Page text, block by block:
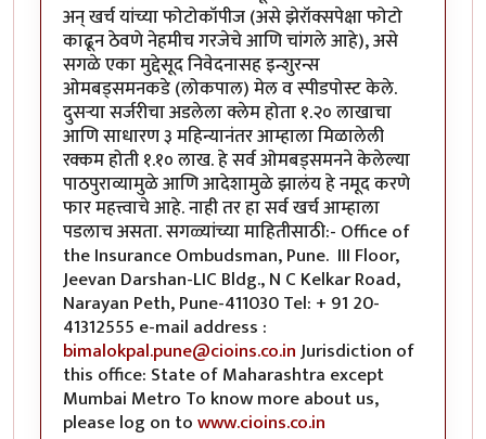
अन् खर्च यांच्या फोटोकॉपीज (असे झेरॉक्सपेक्षा फोटो
काढून ठेवणे नेहमीच गरजेचे आणि चांगले आहे), असे
सगळे एका मुद्देसूद निवेदनासह इन्शुरन्स
ओमबड्समनकडे (लोकपाल) मेल व स्पीडपोस्ट केले.
दुसर्‍या सर्जरीचा अडलेला क्लेम होता १.२० लाखाचा
आणि साधारण ३ महिन्यानंतर आम्हाला मिळालेली
रक्कम होती १.१० लाख. हे सर्व ओमबड्समनने केलेल्या
पाठपुराव्यामुळे आणि आदेशामुळे झालंय हे नमूद करणे
फार महत्त्वाचे आहे. नाही तर हा सर्व खर्च आम्हाला
पडलाच असता. सगळ्यांच्या माहितीसाठी:- Office of
the Insurance Ombudsman, Pune. III Floor,
Jeevan Darshan-LIC Bldg., N C Kelkar Road,
Narayan Peth, Pune-411030 Tel: + 91 20-
41312555 e-mail address :
bimalokpal.pune@cioins.co.inJurisdiction of
this office: State of Maharashtra except
Mumbai Metro To know more about us,
please log on towww.cioins.co.in